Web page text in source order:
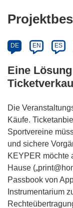
DE EN ES
Eine
Die
Käufe.
Sportvereine
und sichere
KEYPER möchte
Hause
Passbook von
Instrumentarium